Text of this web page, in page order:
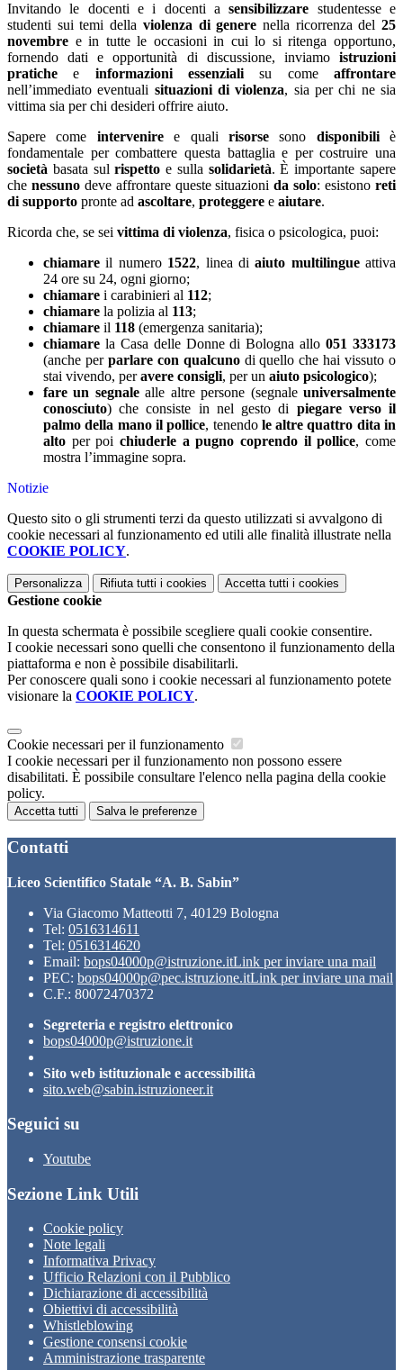
Invitando le docenti e i docenti asensibilizzare studentesse e
studenti sui temi della violenza di genere nella ricorrenza del25
novembre e in tutte le occasioni in cui lo si ritenga opportuno,
fornendo dati e opportunità di discussione, inviamo istruzioni
pratiche e informazioni essenziali su comeaffrontare
nell’immediato eventuali situazioni di violenza, sia per chi ne sia
vittima sia per chi desideri offrire aiuto.
Sapere come interveniree quali risorsesono disponibiliè
fondamentale per combattere questa battaglia e per costruire una
società basata sulrispetto e sulla solidarietà. È importante sapere
che nessunodeve affrontare queste situazionida solo: esistonoreti
di supporto pronte ad ascoltare, proteggere e aiutare.
Ricorda che, se sei vittima di violenza, fisica o psicologica, puoi:
chiamare il numero 1522, linea diaiuto multilingueattiva
24 ore su 24, ogni giorno;
chiamare i carabinieri al 112;
chiamare la polizia al 113;
chiamare il 118 (emergenza sanitaria);
chiamare la Casa delle Donne di Bologna allo051 333173
(anche per parlare con qualcunodi quello che hai vissuto o
stai vivendo, peravere consigli, per un aiuto psicologico);
fare un segnalealle altre persone (segnaleuniversalmente
conosciuto) che consiste in nel gesto di piegare verso il
palmo della mano il pollice, tenendo le altre quattro dita in
alto per poi chiuderle a pugno coprendo il pollice, come
mostra l’immagine sopra.
Notizie
Questo sito o gli strumenti terzi da questo utilizzati si avvalgono di
cookie necessari al funzionamento ed utili alle finalità illustrate nella
COOKIE POLICY.
Personalizza Rifiuta tutti i cookies Accetta tutti i cookies
Gestione cookie
In questa schermata è possibile scegliere quali cookie consentire.
I cookie necessari sono quelli che consentono il funzionamento della
piattaforma e non è possibile disabilitarli.
Per conoscere quali sono i cookie necessari al funzionamento potete
visionare la COOKIE POLICY.
Cookie necessari per il funzionamento
I cookie necessari per il funzionamento non possono essere
disabilitati. È possibile consultare l'elenco nella pagina della cookie
policy.
Accetta tutti Salva le preferenze
Contatti
Liceo Scientifico Statale “A. B. Sabin”
Via Giacomo Matteotti 7, 40129 Bologna
Tel: 0516314611
Tel: 0516314620
Email: bops04000p@istruzione.itLink per inviare una mail
PEC: bops04000p@pec.istruzione.itLink per inviare una mail
C.F.: 80072470372
Segreteria e registro elettronico
bops04000p@istruzione.it
Sito web istituzionale e accessibilità
sito.web@sabin.istruzioneer.it
Seguici su
Youtube
Sezione Link Utili
Cookie policy
Note legali
Informativa Privacy
Ufficio Relazioni con il Pubblico
Dichiarazione di accessibilità
Obiettivi di accessibilità
Whistleblowing
Gestione consensi cookie
Amministrazione trasparente